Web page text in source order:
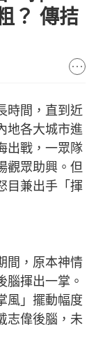
？ 傳拮
時間，直到近
地各大城市進
出戰，一眾隊
觀眾助興。但
目兼出手「揮
間，原本神情
腦揮出一掌。
風」擺動幅度
志偉後腦，未